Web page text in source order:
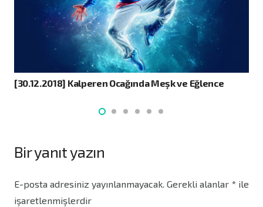
[30.12.2018] Kalperen Ocağında Meşk ve Eğlence
Bir yanıt yazın
E-posta adresiniz yayınlanmayacak. Gerekli alanlar * ile
işaretlenmişlerdir